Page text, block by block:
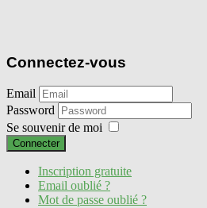
Connectez-vous
Email
Password
Se souvenir de moi
Connecter
Inscription gratuite
Email oublié ?
Mot de passe oublié ?